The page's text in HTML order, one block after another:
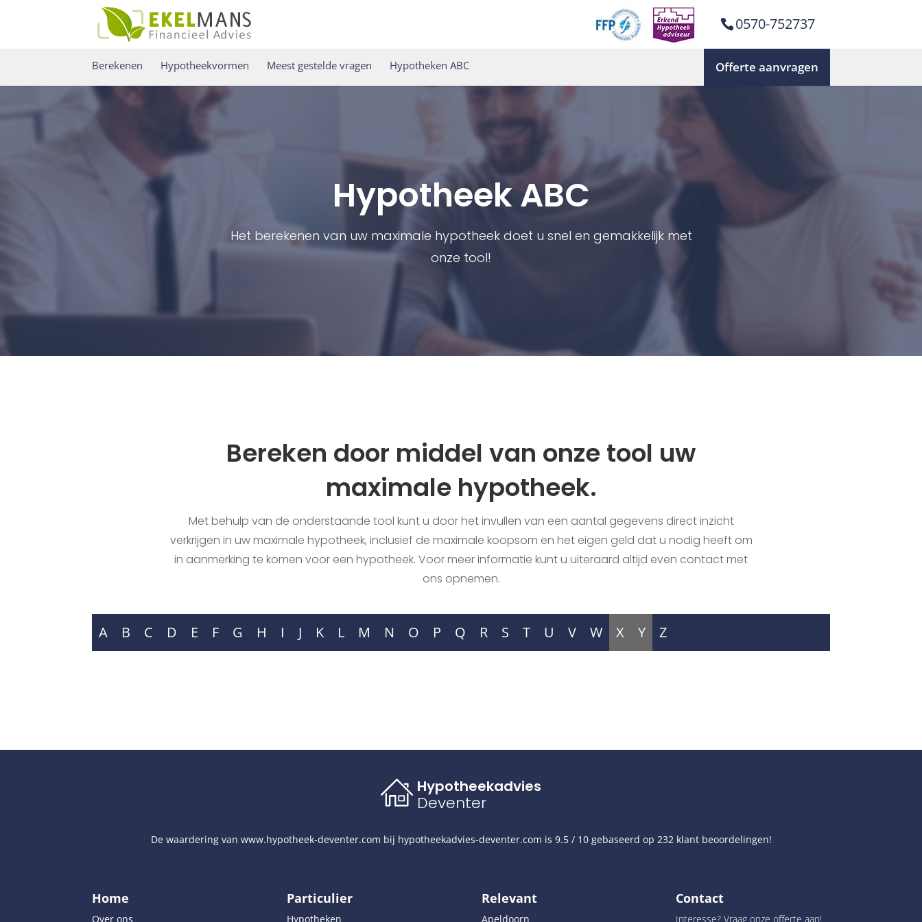
0570-752737
Berekenen Hypotheekvormen Meest gestelde vragen Hypotheken ABC Offerte aanvragen
Hypotheek ABC
Het berekenen van uw maximale hypotheek doet u snel en gemakkelijk met
onze tool!
Bereken door middel van onze tool uw
maximale hypotheek.
Met behulp van de onderstaande tool kunt u door het invullen van een aantal gegevens direct inzicht
verkrijgen in uw maximale hypotheek, inclusief de maximale koopsom en het eigen geld dat u nodig heeft om
in aanmerking te komen voor een hypotheek. Voor meer informatie kunt u uiteraard altijd even contact met
ons opnemen.
A B C D E F G H I J K L M N O P Q R S T U V W X Y Z
Hypotheekadvies
Deventer
De waardering van www.hypotheek-deventer.com bij hypotheekadvies-deventer.com is 9.5/ 10gebaseerd op 232klant beoordelingen!
Home
Over ons
Particulier
Hypotheken
Relevant
Apeldoorn
Contact
Interesse? Vraag onze offerte aan!